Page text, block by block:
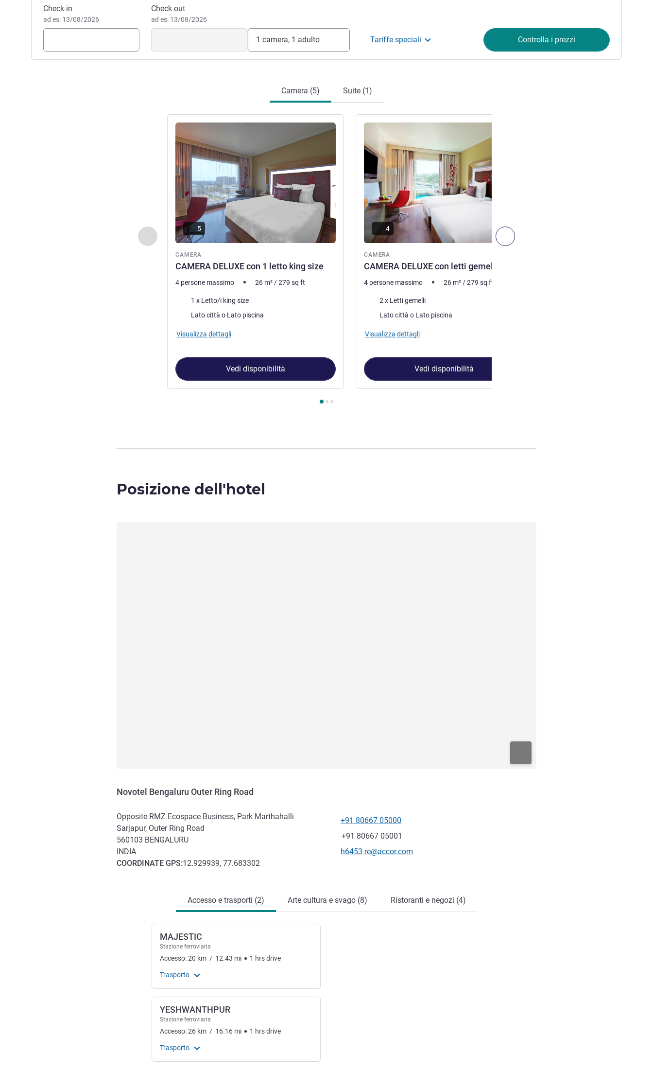
Prenota questo hotel
Check-in
ad es: 13/08/2026
Check-out
ad es: 13/08/2026
1 camera, 1 adulto Tariffe speciali Controlla i prezzi
Camera (5) Suite (1)
Precedente - Camera Successivo - Camera
CAMERA
CAMERA DELUXE con 1 letto king size
Visualizza dettagli
5
4 persone massimo 26 m² /279 sq ft
Biancheria da letto
1 x Letto/i king size
Vista:
Lato città o Lato piscina
Visualizza dettagli
Vedi disponibilità
CAMERA
CAMERA DELUXE con letti gemelli
Visualizza dettagli
4
4 persone massimo 26 m² /279 sq ft
Biancheria da letto
2 x Letti gemelli
Vista:
Lato città o Lato piscina
Visualizza dettagli
Vedi disponibilità
Posizione dell'hotel
Novotel Bengaluru Outer Ring Road
Opposite RMZ Ecospace Business, Park Marthahalli
Sarjapur, Outer Ring Road
560103 BENGALURU
INDIA
COORDINATE GPS:12.929939, 77.683302
Telefono
+91 80667 05000
Fax
+91 80667 05001
E-mail di contatto
h6453-re@accor.com
Accesso e trasporti (2) Arte cultura e svago (8) Ristoranti e negozi (4)
MAJESTIC
Stazione ferroviaria
Accesso:20 km / 12.43 mi 1 hrsdrive
Trasporto
YESHWANTHPUR
Stazione ferroviaria
Accesso:26 km / 16.16 mi 1 hrsdrive
Trasporto